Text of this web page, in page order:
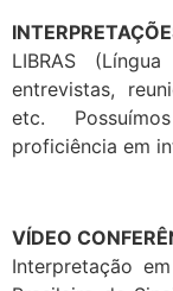
LIBRAS
entrevistas,
etc.
proficiência em
VÍDEO
Interpretação